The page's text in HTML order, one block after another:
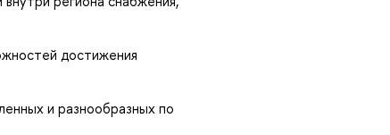
достижения
и разнообразных по